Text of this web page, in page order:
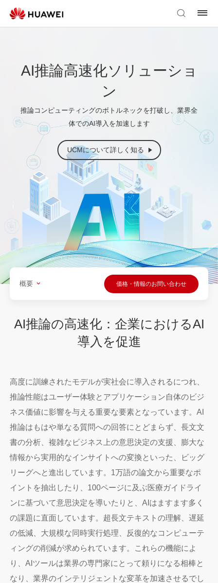
AI推論高速化ソリューショ
ン
推論コンピューティングのボトルネックを打破し、業界全
体でのAI導入を加速します
UCMについて詳しく知る
概要 価格・情報のお問い合わせ
AI推論の高速化：企業におけるAI
導入を促進
高度に訓練されたモデルが実社会に導入されるにつれ、
推論性能はユーザー体験とアプリケーション自体のビジ
ネス価値に影響を与える重要な要素となっています。AI
推論はもはや単なる質問への回答にとどまらず、長文文
書の分析、複雑なビジネス上の意思決定の支援、膨大な
情報から実用的なインサイトへの変換といった、ビッグ
リーグへと進出しています。1万語の論文から重要なポ
イントを抽出したり、100ページに及ぶ医療ガイドライ
ンに基づいて意思決定を導いたりと、AIはますます多く
の課題に直面しています。超長文テキストの理解、遅延
の低減、大規模な同時実行処理、反復的なコンピューテ
ィングの削減が求められています。これらの機能によ
り、AIツールは業界の専門家にとって頼りになる相棒と
なり、業界のインテリジェントな変革を加速させるでし